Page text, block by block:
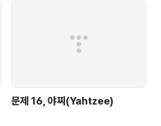
문제 16, 야찌(Yahtzee)